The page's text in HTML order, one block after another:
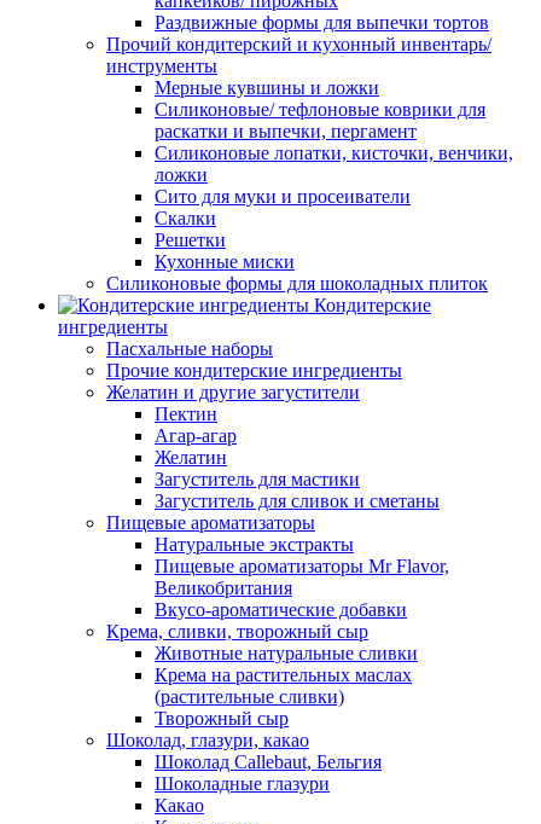
Раздвижные формы для выпечки тортов
Прочий кондитерский и кухонный инвентарь/
инструменты
Мерные кувшины и ложки
Силиконовые/ тефлоновые коврики для
раскатки и выпечки, пергамент
Силиконовые лопатки, кисточки, венчики,
ложки
Сито для муки и просеиватели
Скалки
Решетки
Кухонные миски
Силиконовые формы для шоколадных плиток
Кондитерские
ингредиенты
Пасхальные наборы
Прочие кондитерские ингредиенты
Желатин и другие загустители
Пектин
Агар-агар
Желатин
Загуститель для мастики
Загуститель для сливок и сметаны
Пищевые ароматизаторы
Натуральные экстракты
Пищевые ароматизаторы Mr Flavor,
Великобритания
Вкусо-ароматические добавки
Крема, сливки, творожный сыр
Животные натуральные сливки
Крема на растительных маслах
(растительные сливки)
Творожный сыр
Шоколад, глазури, какао
Шоколад Callebaut, Бельгия
Шоколадные глазури
Какао